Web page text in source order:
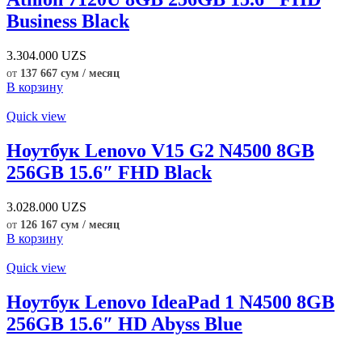
Business Black
3.304.000 UZS
от 137 667 сум / месяц
В корзину
Quick view
Ноутбук Lenovo V15 G2 N4500 8GB
256GB 15.6″ FHD Black
3.028.000 UZS
от 126 167 сум / месяц
В корзину
Quick view
Ноутбук Lenovo IdeaPad 1 N4500 8GB
256GB 15.6″ HD Abyss Blue